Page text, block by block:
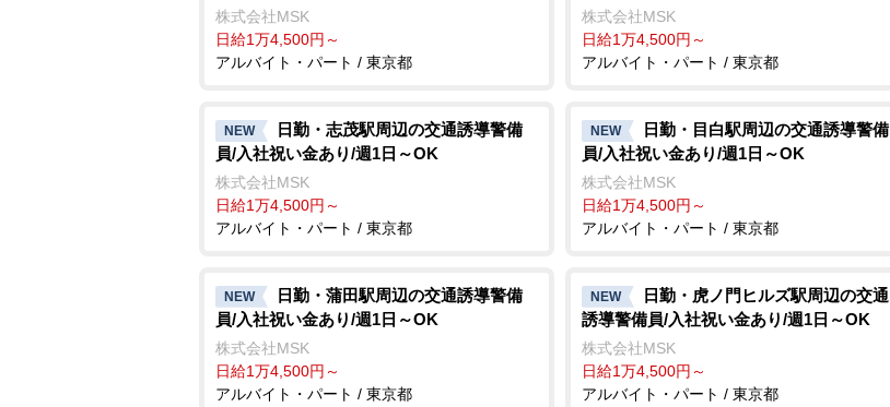
株式会社MSK
日給1万4,500円～
アルバイト・パート / 東京都
株式会社MSK
日給1万4,500円～
アルバイト・パート / 東京都
NEW
日勤・志茂駅周辺の交通誘導警備
員/入社祝い金あり/週1日～OK
株式会社MSK
日給1万4,500円～
アルバイト・パート / 東京都
NEW
日勤・目白駅周辺の交通誘導警備
員/入社祝い金あり/週1日～OK
株式会社MSK
日給1万4,500円～
アルバイト・パート / 東京都
NEW
日勤・蒲田駅周辺の交通誘導警備
員/入社祝い金あり/週1日～OK
株式会社MSK
日給1万4,500円～
アルバイト・パート / 東京都
NEW
日勤・虎ノ門ヒルズ駅周辺の交通
誘導警備員/入社祝い金あり/週1日～OK
株式会社MSK
日給1万4,500円～
アルバイト・パート / 東京都